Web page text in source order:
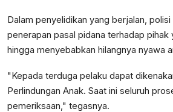
Dalam penyelidikan yang berjalan,
penerapan pasal pidana terhadap pihak
hingga menyebabkan hilangnya nyawa
"Kepada terduga pelaku dapat
Perlindungan Anak. Saat ini seluruh
pemeriksaan," tegasnya.